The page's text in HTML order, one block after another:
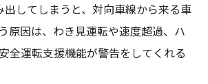
してしまうと、対向車線から来る車
原因は、わき見運転や速度超過、ハ
全運転支援機能が警告をしてくれる